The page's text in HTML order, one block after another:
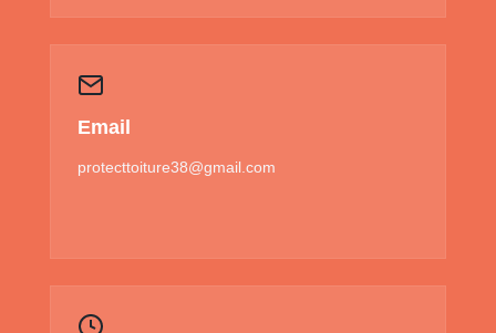
Email
protecttoiture38@gmail.com